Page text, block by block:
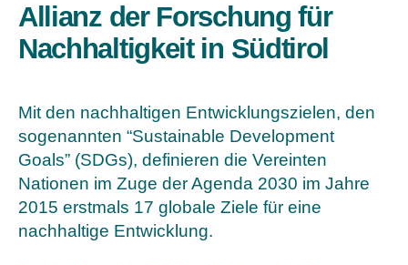
Allianz der Forschung für
Nachhaltigkeit in Südtirol
Mit den nachhaltigen Entwicklungszielen, den
sogenannten “Sustainable Development
Goals” (SDGs), definieren die Vereinten
Nationen im Zuge der Agenda 2030 im Jahre
2015 erstmals 17 globale Ziele für eine
nachhaltige Entwicklung.